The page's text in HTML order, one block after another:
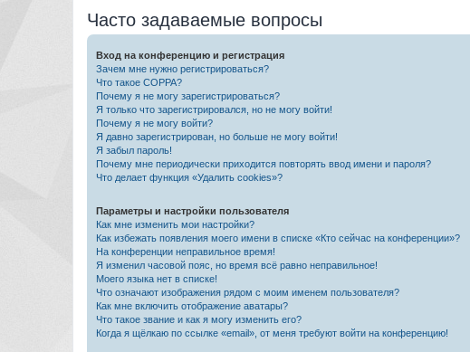
Часто задаваемые вопросы
Вход на конференцию и регистрация
Зачем мне нужно регистрироваться?
Что такое COPPA?
Почему я не могу зарегистрироваться?
Я только что зарегистрировался, но не могу войти!
Почему я не могу войти?
Я давно зарегистрирован, но больше не могу войти!
Я забыл пароль!
Почему мне периодически приходится повторять ввод имени и пароля?
Что делает функция «Удалить cookies»?
Параметры и настройки пользователя
Как мне изменить мои настройки?
Как избежать появления моего имени в списке «Кто сейчас на конференции»?
На конференции неправильное время!
Я изменил часовой пояс, но время всё равно неправильное!
Моего языка нет в списке!
Что означают изображения рядом с моим именем пользователя?
Как мне включить отображение аватары?
Что такое звание и как я могу изменить его?
Когда я щёлкаю по ссылке «email», от меня требуют войти на конференцию!